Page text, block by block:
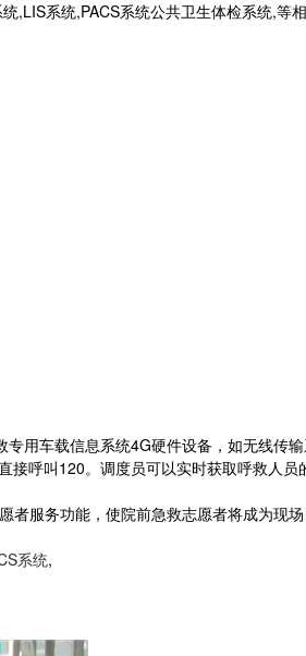
,LIS系统,PACS系统公共卫生体检系统,等
用车载信息系统4G硬件设备，如无线传
叫120。调度员可以实时获取呼救人
服务功能，使院前急救志愿者将成为现
系统,